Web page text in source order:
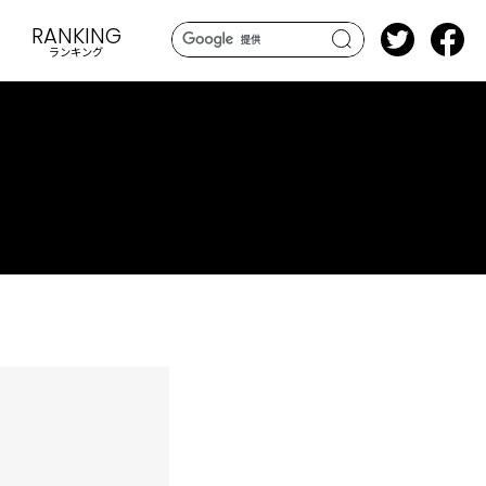
search
RANKING
ランキング